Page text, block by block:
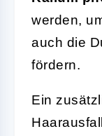
werden,
auch die
fördern.
Ein